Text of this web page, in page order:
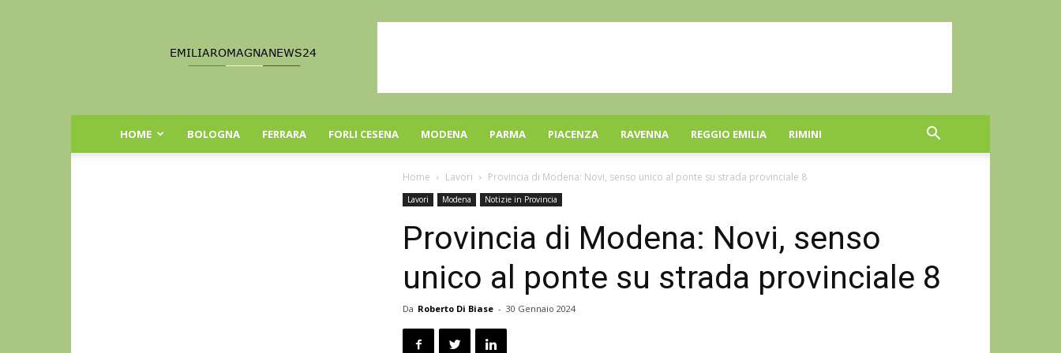
Romagna
HOME BOLOGNA FERRARA FORLI CESENA MODENA PARMA PIACENZA RAVENNA REGGIO EMILIA RIMINI
Home Lavori Provincia di Modena: Novi, senso unico al ponte su strada provinciale 8
Lavori Modena Notizie in Provincia
Provincia di Modena: Novi, senso
unico al ponte su strada provinciale 8
Da Roberto Di Biase - 30 Gennaio 2024